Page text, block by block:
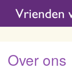
Over ons